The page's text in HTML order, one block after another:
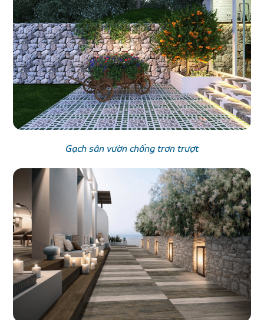
Gạch sân vườn chống trơn trượt